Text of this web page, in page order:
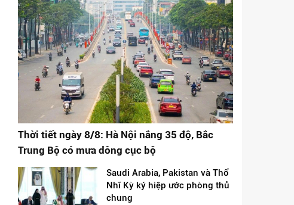
Thời tiết ngày 8/8: Hà Nội nắng 35 độ, Bắc
Trung Bộ có mưa dông cục bộ
Saudi Arabia, Pakistan và Thổ
Nhĩ Kỳ ký hiệp ước phòng thủ
chung